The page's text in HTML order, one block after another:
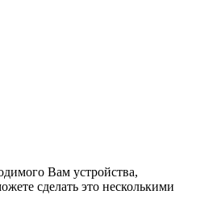
Вам устройства,
сделать это несколькими